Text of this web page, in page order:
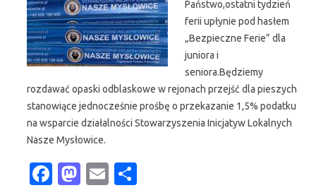
o
k
o
n
Państwo,ostatni tydzień
ferii upłynie pod hasłem
„Bezpieczne Ferie” dla
juniora i
seniora.Będziemy
rozdawać opaski odblaskowe w rejonach przejść dla pieszych
stanowiące jednocześnie prośbę o przekazanie 1,5% podatku
na wsparcie działalności Stowarzyszenia Inicjatyw Lokalnych
Nasze Mysłowice.
Fa M
E